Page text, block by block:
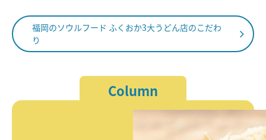
福岡のソウルフード ふくおか3大うどん店のこだわ
り
Column